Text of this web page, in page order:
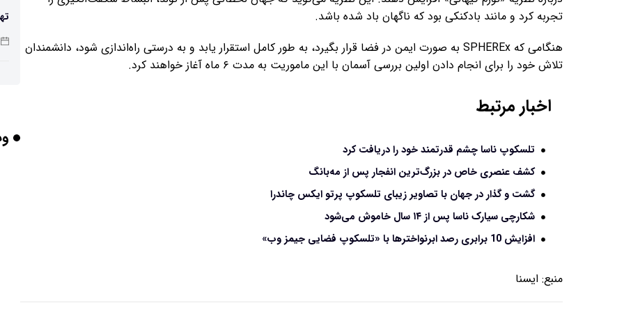
تجربه کرد و مانند بادکنکی بود که ناگهان باد شده باشد.
هنگامی که SPHEREx به صورت ایمن در فضا قرار بگیرد، به طور کامل استقرار یابد و به درستی راه‌اندازی شود، دانشمندان
تلاش خود را برای انجام دادن اولین بررسی آسمان با این ماموریت به مدت ۶ ماه آغاز خواهند کرد.
اخبار مرتبط
تلسکوپ ناسا چشم قدرتمند خود را دریافت کرد
کشف عنصری خاص در بزرگ‌ترین انفجار پس از مه‌بانگ
گشت و گذار در جهان با تصاویر زیبای تلسکوپ پرتو ایکس چاندرا
شکارچی سیارک ناسا پس از ۱۴ سال خاموش می‌شود
افزایش 10 برابری رصد ابرنواخترها با «تلسکوپ فضایی جیمز وب»
منبع: ايسنا